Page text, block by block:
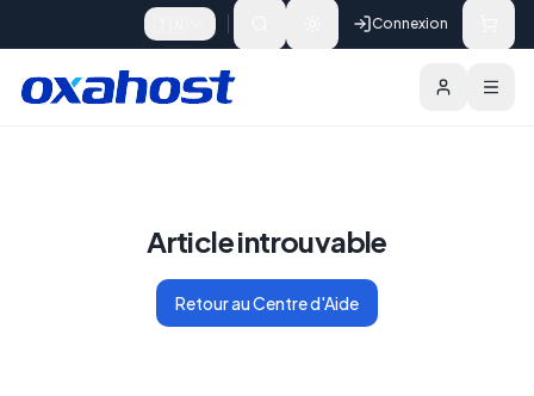
Connexion
Article introuvable
Retour au Centre d'Aide